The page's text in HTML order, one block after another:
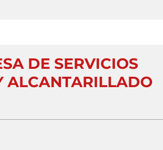
DE SERVICIOS
ALCANTARILLADO